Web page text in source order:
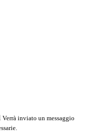
Verrà inviato un messaggio